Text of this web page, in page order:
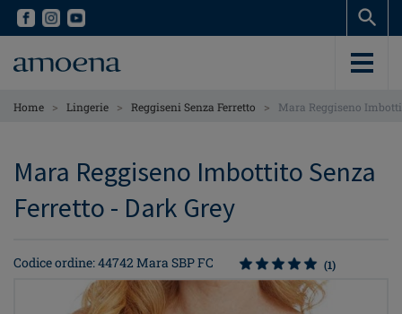
Skip
content
Skip
content
Home > Lingerie > Reggiseni Senza Ferretto > Mara Reggiseno
Mara Reggiseno Imbottito Senza
Ferretto - Dark Grey
Codice ordine: 44742 Mara SBP FC (1)